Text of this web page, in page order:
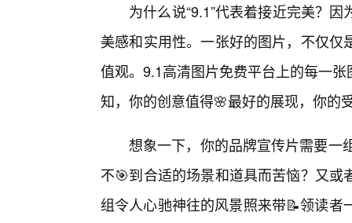
为什么说“9.1”代表着接近完美？
美感和实用性。一张好的图片，不仅
值观。9.1高清图片免费平台上的每一
知，你的创意值得🌸最好的展现，你的
想象一下，你的品牌宣传片需要一
不🎯到合适的场景和道具而苦恼？又
组令人心驰神往的风景照来带📝领读者